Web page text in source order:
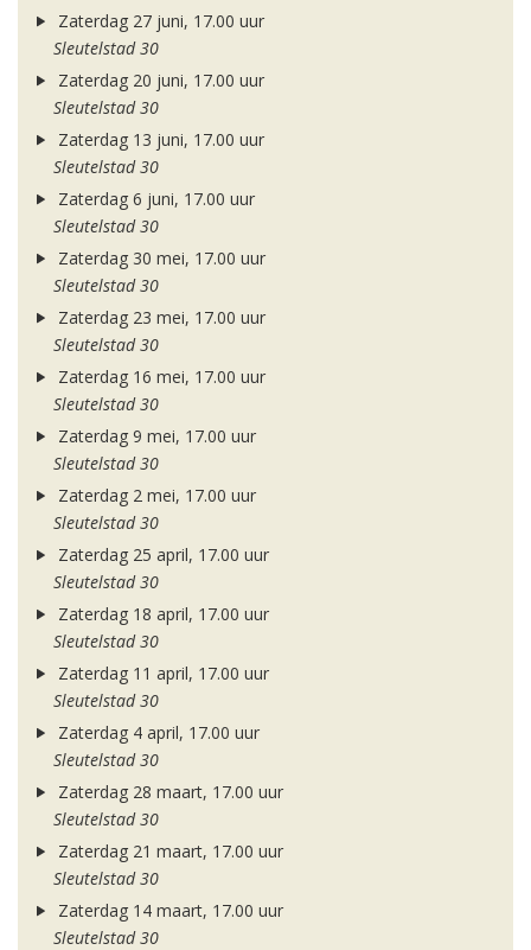
Zaterdag 27 juni, 17.00 uur
Sleutelstad 30
Zaterdag 20 juni, 17.00 uur
Sleutelstad 30
Zaterdag 13 juni, 17.00 uur
Sleutelstad 30
Zaterdag 6 juni, 17.00 uur
Sleutelstad 30
Zaterdag 30 mei, 17.00 uur
Sleutelstad 30
Zaterdag 23 mei, 17.00 uur
Sleutelstad 30
Zaterdag 16 mei, 17.00 uur
Sleutelstad 30
Zaterdag 9 mei, 17.00 uur
Sleutelstad 30
Zaterdag 2 mei, 17.00 uur
Sleutelstad 30
Zaterdag 25 april, 17.00 uur
Sleutelstad 30
Zaterdag 18 april, 17.00 uur
Sleutelstad 30
Zaterdag 11 april, 17.00 uur
Sleutelstad 30
Zaterdag 4 april, 17.00 uur
Sleutelstad 30
Zaterdag 28 maart, 17.00 uur
Sleutelstad 30
Zaterdag 21 maart, 17.00 uur
Sleutelstad 30
Zaterdag 14 maart, 17.00 uur
Sleutelstad 30